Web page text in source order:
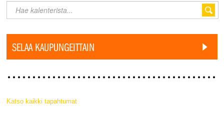
SELAA KAUPUNGEITTAIN
Katso kaikki tapahtumat